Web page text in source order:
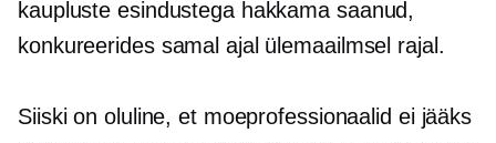
kaupluste esindustega hakkama saanud,
konkureerides samal ajal ülemaailmsel rajal.
Siiski on oluline, et moeprofessionaalid ei jääks